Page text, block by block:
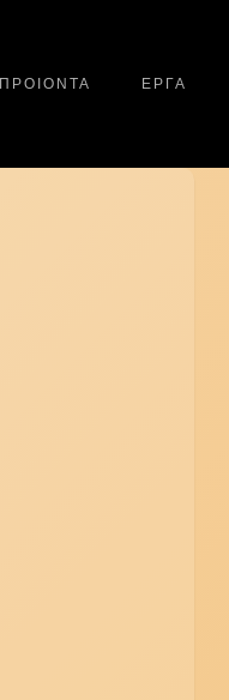
ΠΡΟΙΟΝΤΑ ΕΡΓΑ